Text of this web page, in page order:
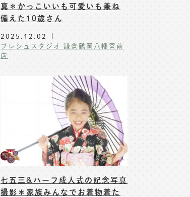
真＊かっこいいも可愛いも兼ね
備えた10歳さん
2025.12.02
プレシュスタジオ 鎌倉鶴岡八幡宮前
店
七五三&ハーフ成人式の記念写真
撮影＊家族みんなでお着物着た